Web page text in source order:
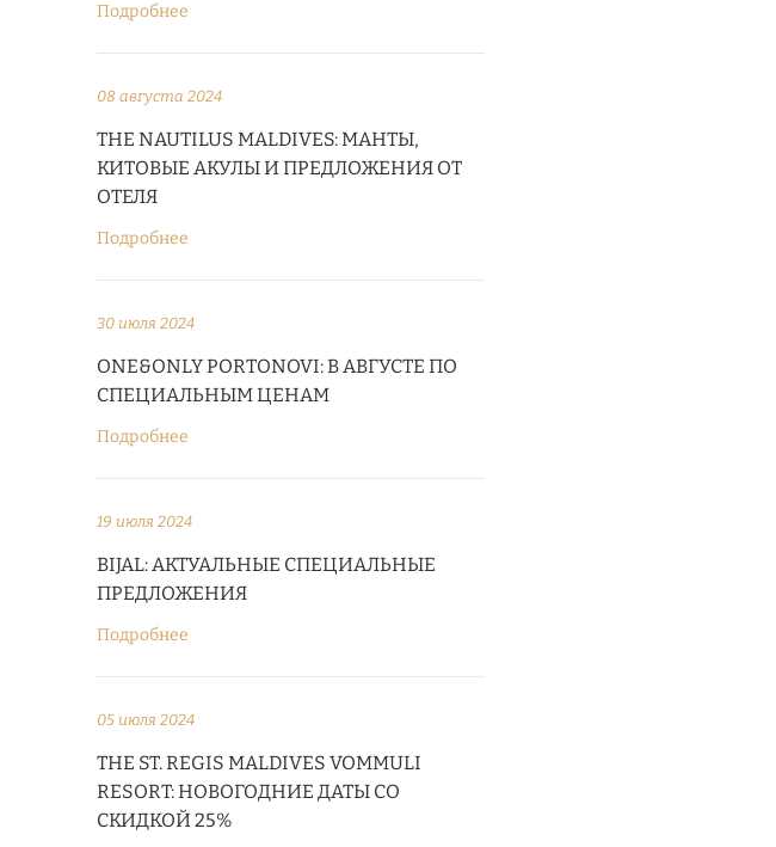
Подробнее
08 августа 2024
THE NAUTILUS MALDIVES: МАНТЫ,
КИТОВЫЕ АКУЛЫ И ПРЕДЛОЖЕНИЯ ОТ
ОТЕЛЯ
Подробнее
30 июля 2024
ONE&ONLY PORTONOVI: В АВГУСТЕ ПО
СПЕЦИАЛЬНЫМ ЦЕНАМ
Подробнее
19 июля 2024
BIJAL: АКТУАЛЬНЫЕ СПЕЦИАЛЬНЫЕ
ПРЕДЛОЖЕНИЯ
Подробнее
05 июля 2024
THE ST. REGIS MALDIVES VOMMULI
RESORT: НОВОГОДНИЕ ДАТЫ СО
СКИДКОЙ 25%